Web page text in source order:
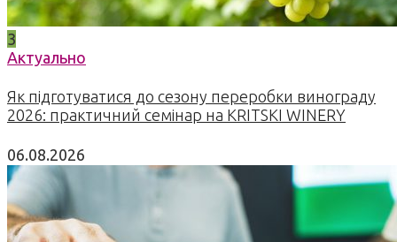
3
Актуально
Як підготуватися до сезону переробки винограду
2026: практичний семінар на KRITSKI WINERY
06.08.2026